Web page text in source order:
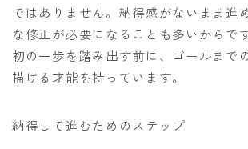
ではありません。納得感がないまま進
な修正が必要になることも多いからで
初の一歩を踏み出す前に、ゴールまで
描ける才能を持っています。
納得して進むためのステップ